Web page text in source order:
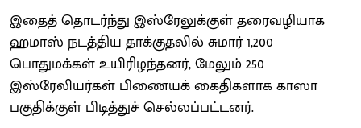
இதைத் தொடர்ந்து இஸ்ரேலுக்குள் தரைவழியாக
ஹமாஸ் நடத்திய தாக்குதலில் சுமார் 1,200
பொதுமக்கள் உயிரிழந்தனர், மேலும் 250
இஸ்ரேலியர்கள் பிணையக் கைதிகளாக காஸா
பகுதிக்குள் பிடித்துச் செல்லப்பட்டனர்.